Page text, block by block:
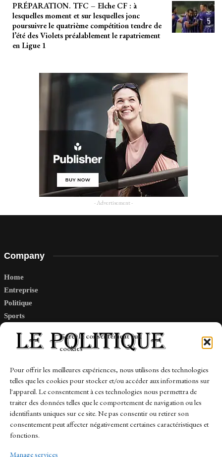
Gérer le consentement aux
cookies
Pour offrir les meilleures expériences, nous utilisons des technologies
telles que les cookies pour stocker et/ou accéder aux informations sur
l'appareil. Le consentement à ces technologies nous permettra de
traiter des données telles que le comportement de navigation ou les
identifiants uniques sur ce site. Ne pas consentir ou retirer son
consentement peut affecter négativement certaines caractéristiques et
fonctions.
Manage services
PRÉPARATION. TFC – Elche CF : à
lesquelles moment et sur lesquelles jonc
poursuivre le quatrième compétition tendre de
l’été des Violets préalablement le rapatriement
en Ligue 1
- Advertisement -
Company
Home
Entreprise
Politique
Sports
Links
Contact
Sitemap